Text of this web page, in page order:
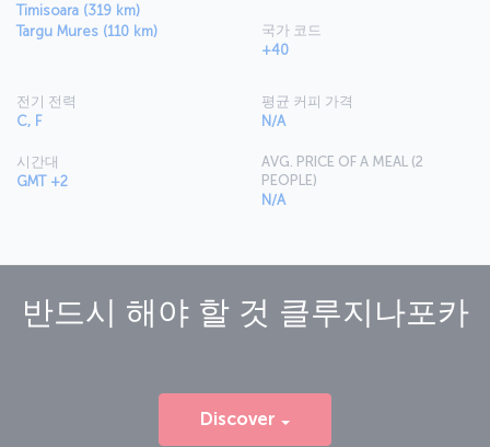
Timisoara (319 km)
Targu Mures (110 km)
국가 코드
+40
전기 전력
C, F
시간대
GMT +2
평균 커피 가격
N/A
AVG. PRICE OF A MEAL (2
PEOPLE)
N/A
반드시 해야 할 것 클루지나포카
Discover